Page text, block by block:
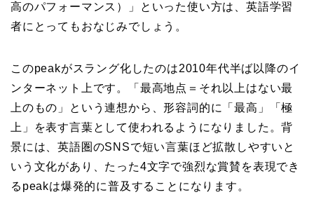
高のパフォーマンス）」といった使い方は、英語学習
者にとってもおなじみでしょう。
このpeakがスラング化したのは2010年代半ば以降のイ
ンターネット上です。「最高地点＝それ以上はない最
上のもの」という連想から、形容詞的に「最高」「極
上」を表す言葉として使われるようになりました。背
景には、英語圏のSNSで短い言葉ほど拡散しやすいと
いう文化があり、たった4文字で強烈な賞賛を表現でき
るpeakは爆発的に普及することになります。